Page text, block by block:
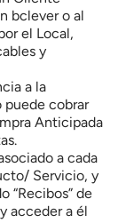
bclever o al
el Local,
y
a la
puede cobrar
Anticipada
a cada
Servicio, y
“Recibos” de
acceder a él